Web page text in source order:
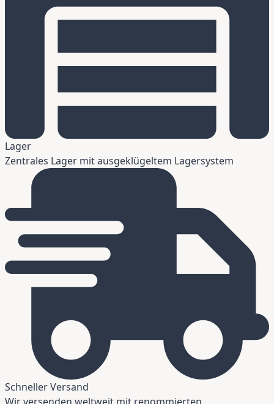
Lager
Zentrales Lager mit ausgeklügeltem Lagersystem
Schneller Versand